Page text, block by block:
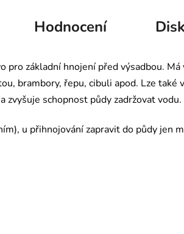
Hodnocení
základní hnojení před výsadbou.
brambory, řepu, cibuli apod. Lze
schopnost půdy zadržovat
u přihnojování zapravit do půdy jen